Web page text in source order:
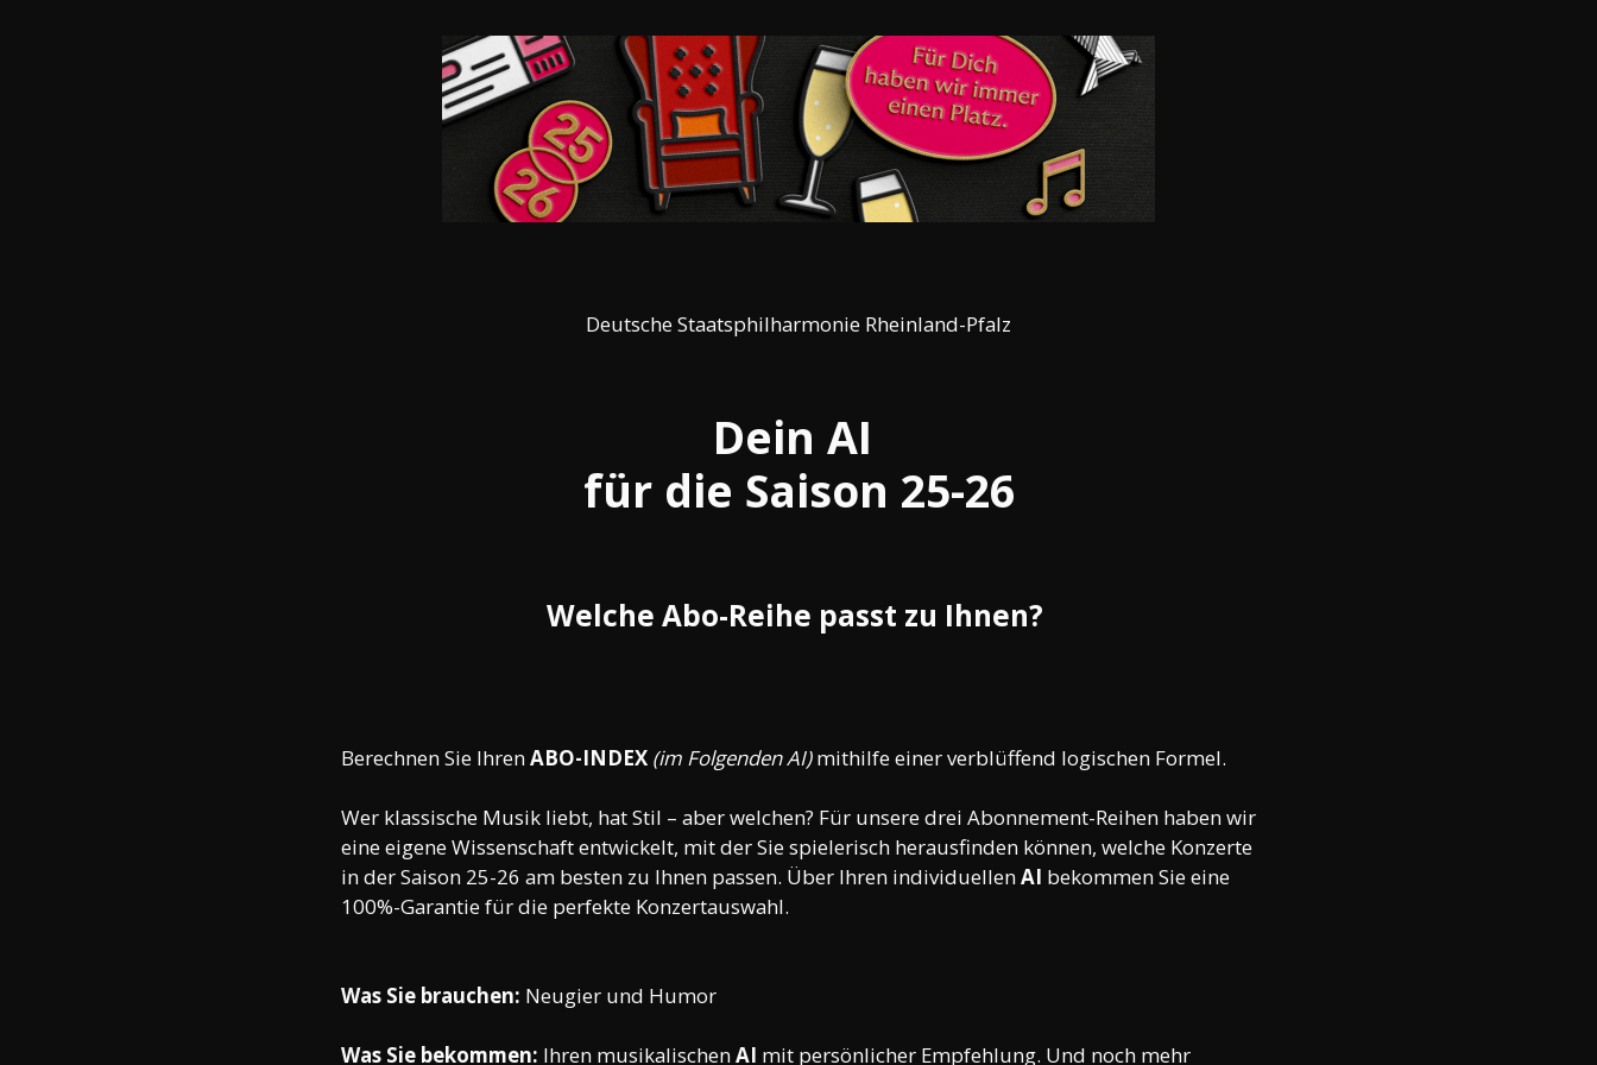
Deutsche Staatsphilharmonie Rheinland-Pfalz
Dein AI
für die Saison 25-26
Welche Abo-Reihe passt zu Ihnen?
Berechnen Sie Ihren ABO-INDEX (im Folgenden AI) mithilfe einer verblüffend logischen Formel.
Wer klassische Musik liebt, hat Stil – aber welchen? Für unsere drei Abonnement-Reihen haben wir
eine eigene Wissenschaft entwickelt, mit der Sie spielerisch herausfinden können, welche Konzerte
in der Saison 25-26 am besten zu Ihnen passen. Über Ihren individuellen AI bekommen Sie eine
100%-Garantie für die perfekte Konzertauswahl.
Was Sie brauchen: Neugier und Humor
Was Sie bekommen: Ihren musikalischen AI mit persönlicher Empfehlung. Und noch mehr